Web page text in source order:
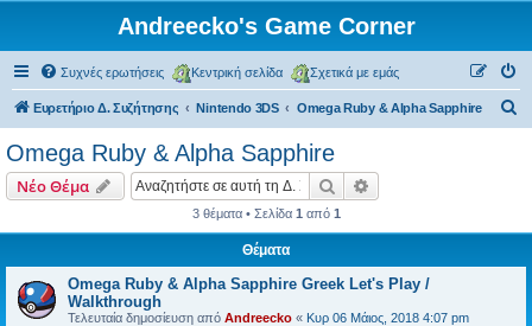
Andreecko's Game Corner
Συχνές ερωτήσεις Κεντρική σελίδα Σχετικά με εμάς
Ευρετήριο Δ. Συζήτησης Nintendo 3DS Omega Ruby & Alpha Sapphire
Omega Ruby & Alpha Sapphire
Νέο Θέμα Αναζήτηση
3 θέματα • Σελίδα 1 από 1
Θέματα
Omega Ruby & Alpha Sapphire Greek Let's Play /
Walkthrough
Τελευταία δημοσίευση από Andreecko « Κυρ 06 Μάιος, 2018 4:07 pm